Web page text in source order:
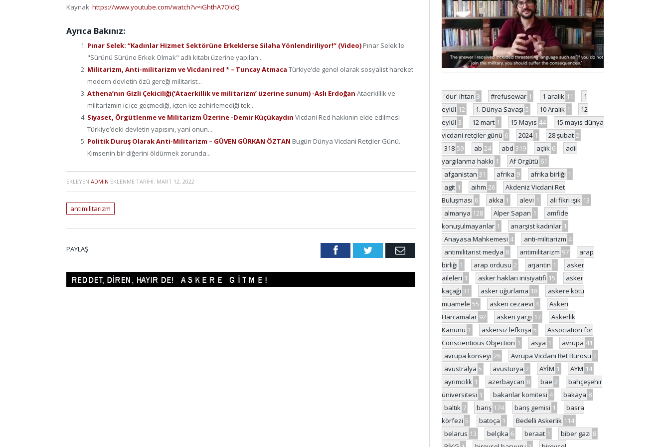
Kaynak: https://www.youtube.com/watch?v=iGhthA7OldQ
Ayrıca Bakınız:
Pınar Selek: “Kadınlar Hizmet Sektörüne Erkeklerse Silaha Yönlendiriliyor!” (Video) Pınar Selek'le
"Sürünü Sürüne Erkek Olmak" adlı kitabı üzerine yapılan...
Militarizm, Anti-militarizm ve Vicdani red * – Tuncay Atmaca Türkiye’de genel olarak sosyalist hareket
modern devletin özü gereği militarist...
Athena’nın Gizli Çekiciliği(‘Ataerkillik ve militarizm’ üzerine sunum) -Aslı Erdoğan Ataerkillik ve
militarizmin iç içe geçmediği, içten içe zehirlemediği tek...
Siyaset, Örgütlenme ve Militarizm Üzerine -Demir Küçükaydın Vicdani Red hakkının elde edilmesi
Türkiye’deki devletin yapısını, yani onun...
Politik Duruş Olarak Anti-Militarizm – GÜVEN GÜRKAN ÖZTAN Bugün Dünya Vicdani Retçiler Günü.
Kimsenin bir diğerini öldürmek zorunda...
EKLEYEN ADMIN EKLENME TARIHI: MART 12, 2022
antimilitarizm
PAYLAŞ. FacebookTwitter Email
'dur' ihtarı 3 #refusewar 1 1 aralık 11
1
eylül 12 1. Dünya Savaşı 5 10 Aralık 1
12
eylül 3 12 mart 1 15 Mayıs 44
15 mayıs dünya
vicdani retçiler günü 6 2024 1 28 şubat 2
318 59 ab 24 abd 319 açlık 6
adil
yargılanma hakkı 1 Af Örgütü 61
afganistan 31 afrika 9 afrika birliği 1
agit 1 aihm 26
Akdeniz Vicdani Ret
Buluşması 6 akka 1 alevi 1 ali fikri ışık 13
almanya 128 Alper Sapan 1
amfide
konuşulmayanlar 1 anarşist kadınlar 1
Anayasa Mahkemesi 4 anti-militarizm 4
antimilitarist medya 8 antimilitarizm 97
arap
birliği 1 arap ordusu 2 arjantin 1
asker
aileleri 1 asker hakları inisiyatifi 15
asker
kaçağı 31 asker uğurlama 18
askere kötü
muamele 55 askeri cezaevi 4
Askeri
Harcamalar 92 askeri yargı 17
Askerlik
Kanunu 1 askersiz lefkoşa 5
Association for
Conscientious Objection 1 asya 1 avrupa 41
avrupa konseyi 26 Avrupa Vicdani Ret Bürosu 2
avustralya 5 avusturya 2 AYİM 1 AYM 14
ayrımcılık 1 azerbaycan 8 bae 2
bahçeşehir
üniversitesi 1 bakanlar komitesi 4 bakaya 8
baltık 7 barış 174 barış gemisi 1
basra
körfezi 5 batoça 1 Bedelli Askerlik 114
belarus 13 belçika 6 beraat 1 biber gazı 8